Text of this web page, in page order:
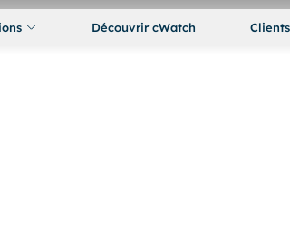
Découvrir cWatch Clients